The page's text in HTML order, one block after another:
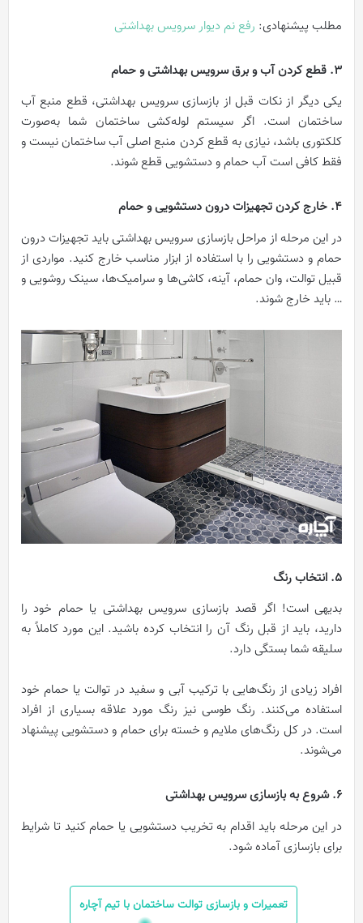
مطلب پیشنهادی: رفع نم دیوار سرویس بهداشتی
3. قطع کردن آب و برق سرویس بهداشتی و حمام
یکی دیگر از نکات قبل از بازسازی سرویس بهداشتی، قطع منبع آب
ساختمان است. اگر سیستم لوله‌کشی ساختمان شما به‌صورت
کلکتوری باشد، نیازی به قطع کردن منبع اصلی آب ساختمان نیست و
فقط کافی است آب حمام و دستشویی قطع شوند.
4. خارج کردن تجهیزات درون دستشویی و حمام
در این مرحله از مراحل بازسازی سرویس بهداشتی باید تجهیزات درون
حمام و دستشویی را با استفاده از ابزار مناسب خارج کنید. مواردی از
قبیل توالت، وان حمام، آینه، کاشی‌ها و سرامیک‌ها، سینک روشویی و
… باید خارج شوند.
5. انتخاب رنگ
بدیهی است! اگر قصد بازسازی سرویس بهداشتی یا حمام خود را
دارید، باید از قبل رنگ آن را انتخاب کرده باشید. این مورد کاملاً به
سلیقه شما بستگی دارد.
افراد زیادی از رنگ‌هایی با ترکیب آبی و سفید در توالت یا حمام خود
استفاده می‌کنند. رنگ طوسی نیز رنگ مورد علاقه بسیاری از افراد
است. در کل رنگ‌های ملایم و خسته برای حمام و دستشویی پیشنهاد
می‌شوند.
6. شروع به بازسازی سرویس بهداشتی
در این مرحله باید اقدام به تخریب دستشویی یا حمام کنید تا شرایط
برای بازسازی آماده شود.
تعمیرات و بازسازی توالت ساختمان با تیم آچاره